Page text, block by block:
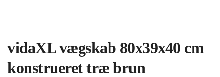
vidaXL vægskab 80x39x40 cm
konstrueret træ brun